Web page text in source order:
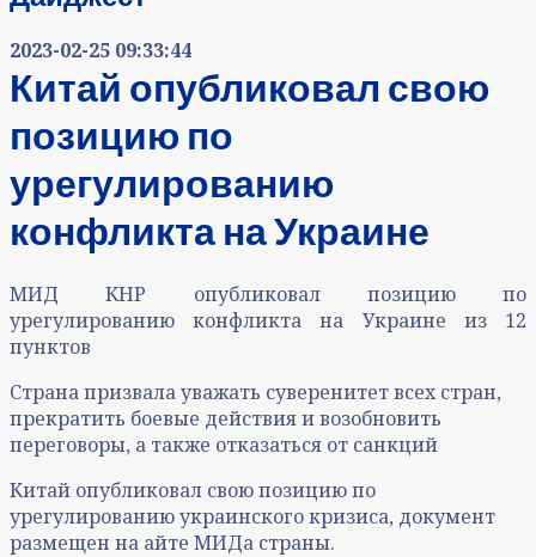
2023-02-25 09:33:44
Китай опубликовал свою
позицию по
урегулированию
конфликта на Украине
МИД КНР опубликовал позицию по
урегулированию конфликта на Украине из 12
пунктов
Страна призвала уважать суверенитет всех стран,
прекратить боевые действия и возобновить
переговоры, а также отказаться от санкций
Китай опубликовал свою позицию по
урегулированию украинского кризиса, документ
размещен на айте МИДа страны.